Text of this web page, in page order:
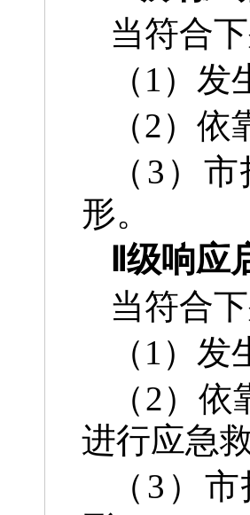
当符合
（1）
（2）
（3）
形。
Ⅱ级响
当符合
（1）
（2）
进行应急
（3）